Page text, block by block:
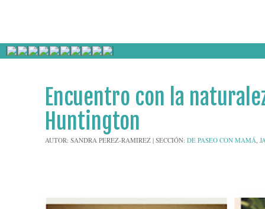
Encuentro con la
Huntington
AUTOR: SANDRA PEREZ-RAMIREZ | SECCIÓN: DE PASEO CON MAMÁ,